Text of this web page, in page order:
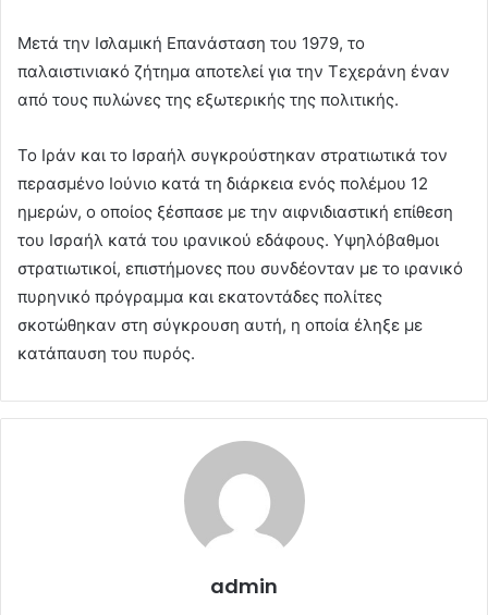
Μετά την Ισλαμική Επανάσταση του 1979, το
παλαιστινιακό ζήτημα αποτελεί για την Τεχεράνη έναν
από τους πυλώνες της εξωτερικής της πολιτικής.
Το Ιράν και το Ισραήλ συγκρούστηκαν στρατιωτικά τον
περασμένο Ιούνιο κατά τη διάρκεια ενός πολέμου 12
ημερών, ο οποίος ξέσπασε με την αιφνιδιαστική επίθεση
του Ισραήλ κατά του ιρανικού εδάφους. Υψηλόβαθμοι
στρατιωτικοί, επιστήμονες που συνδέονταν με το ιρανικό
πυρηνικό πρόγραμμα και εκατοντάδες πολίτες
σκοτώθηκαν στη σύγκρουση αυτή, η οποία έληξε με
κατάπαυση του πυρός.
admin